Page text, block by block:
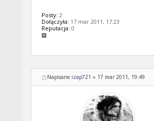
Posty: 2
Dołączyła: 17 mar 2011, 17:23
Reputacja: 0
Napisane izap721 » 17 mar 2011, 19:49